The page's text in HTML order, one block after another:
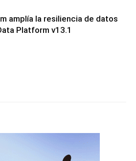
amplía la resiliencia de datos
Platform v13.1